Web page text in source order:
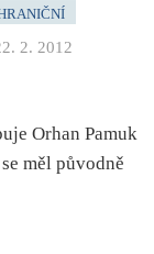
2. 2012
Orhan Pamuk
měl původně